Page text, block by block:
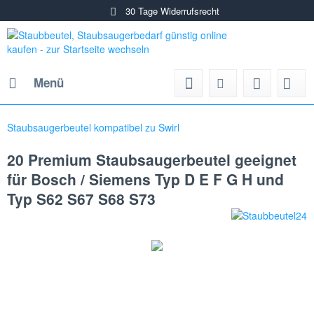
30 Tage Widerrufsrecht
Menü
Staubsaugerbeutel kompatibel zu Swirl
20 Premium Staubsaugerbeutel geeignet
für Bosch / Siemens Typ D E F G H und
Typ S62 S67 S68 S73